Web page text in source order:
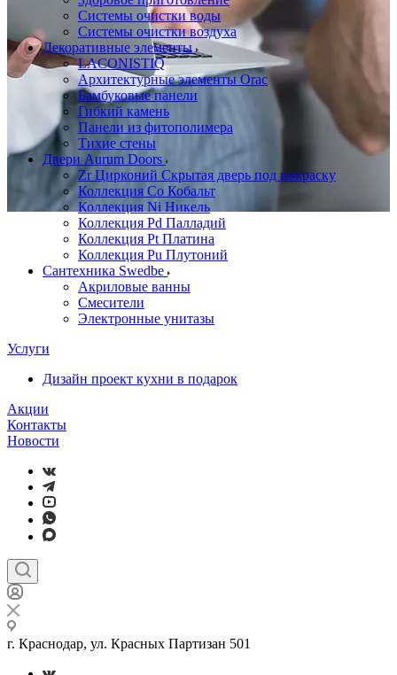
Системы очистки воды
Системы очистки воздуха
Декоративные элементы
LACONISTIQ
Архитектурные элементы Orac
Бамбуковые панели
Гибкий камень
Панели из фитополимера
Тихие стены
Двери Aurum Doors
Zr Цирконий Скрытая дверь под покраску
Коллекция Co Кобальт
Коллекция Ni Никель
Коллекция Pd Палладий
Коллекция Pt Платина
Коллекция Pu Плутоний
Сантехника Swedbe
Акриловые ванны
Смесители
Электронные унитазы
Услуги
Дизайн проект кухни в подарок
Акции
Контакты
Новости
г. Краснодар, ул. Красных Партизан 501